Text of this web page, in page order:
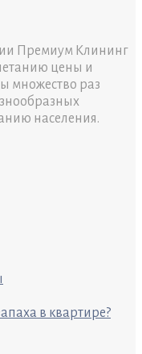
Премиум Клининг
цены и
множество раз
населения.
в квартире?